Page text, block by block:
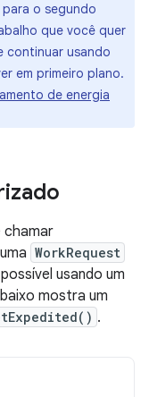
o segundo
que você quer
continuar usando
em primeiro plano.
de energia
chamar
WorkRequest
usando um
mostra um
.